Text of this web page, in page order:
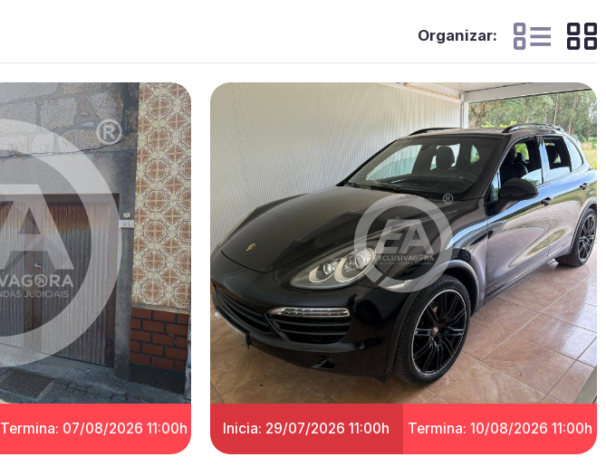
Organizar:
Termina: 07/08/2026 11:00h Inicia: 29/07/2026 11:00h Termina: 10/08/2026 11:00h